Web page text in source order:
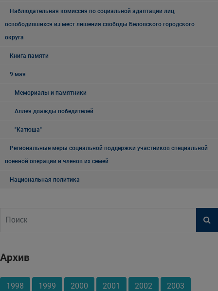
Наблюдательная комиссия по социальной адаптации лиц,
освободившихся из мест лишения свободы Беловского городского
округа
Книга памяти
9 мая
Мемориалы и памятники
Аллея дважды победителей
"Катюша"
Региональные меры социальной поддержки участников специальной
военной операции и членов их семей
Национальная политика
Архив
1998 1999 2000 2001 2002 2003